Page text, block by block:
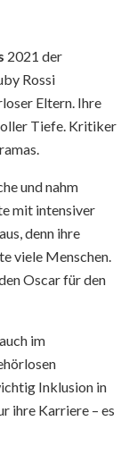
2021 der
Rossi
Eltern. Ihre
Tiefe. Kritiker
und nahm
mit intensiver
denn ihre
viele Menschen.
Oscar für den
im
Inklusion in
ihre Karriere – es